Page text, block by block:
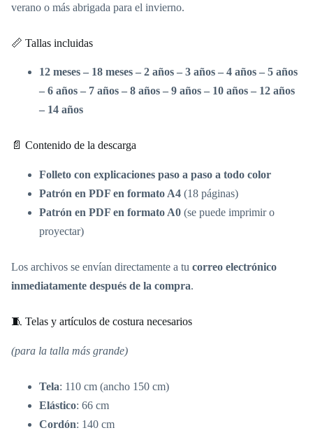
verano o más abrigada para el invierno.
📏 Tallas incluidas
12 meses – 18 meses – 2 años – 3 años – 4 años – 5 años
– 6 años – 7 años – 8 años – 9 años – 10 años – 12 años
– 14 años
📄 Contenido de la descarga
Folleto con explicaciones paso a paso a todo color
Patrón en PDF en formato A4 (18 páginas)
Patrón en PDF en formato A0 (se puede imprimir o
proyectar)
Los archivos se envían directamente a tu correo electrónico
inmediatamente después de la compra.
🧵 Telas y artículos de costura necesarios
(para la talla más grande)
Tela: 110 cm (ancho 150 cm)
Elástico: 66 cm
Cordón: 140 cm